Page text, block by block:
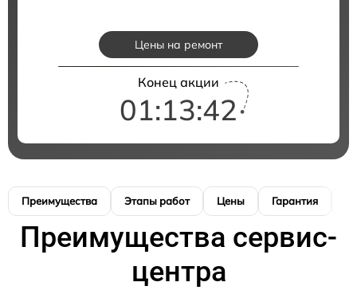
Цены на ремонт
Конец акции
01:13:41
Преимущества Этапы работ Цены Гарантия
Преимущества сервис-
центра